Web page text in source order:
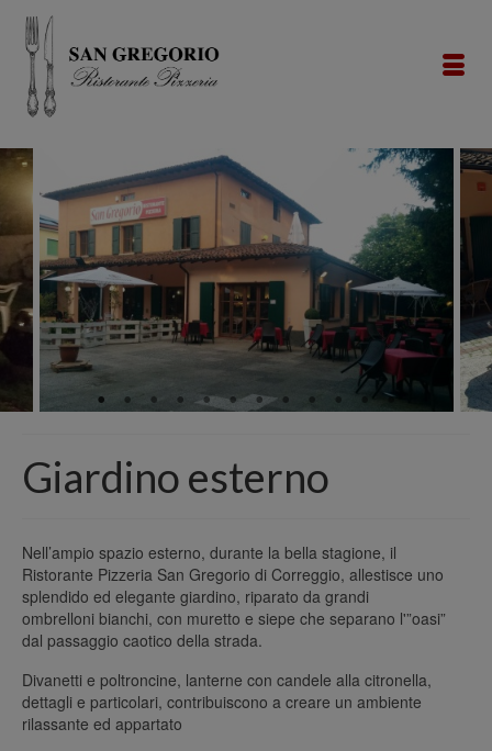
Giardino esterno
Nell’ampio spazio esterno, durante la bella stagione, il
Ristorante Pizzeria San Gregorio di Correggio, allestisce uno
splendido ed elegante giardino, riparato da grandi
ombrelloni bianchi, con muretto e siepe che separano l'”oasi”
dal passaggio caotico della strada.
Divanetti e poltroncine, lanterne con candele alla citronella,
dettagli e particolari, contribuiscono a creare un ambiente
rilassante ed appartato